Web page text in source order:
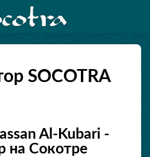
SOCOTRA
Al-Kubari -
на Сокотре